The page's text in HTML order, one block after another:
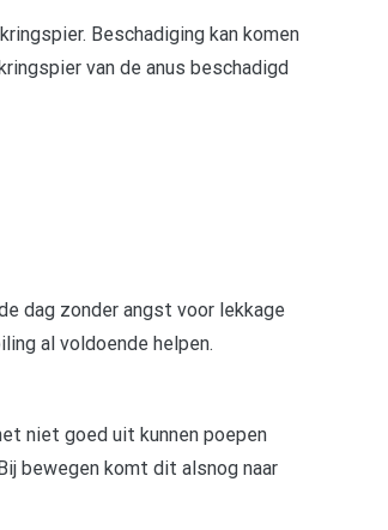
Beschadiging kan komen
van de anus beschadigd
dag zonder angst voor lekkage
al voldoende helpen.
niet goed uit kunnen poepen
bewegen komt dit alsnog naar